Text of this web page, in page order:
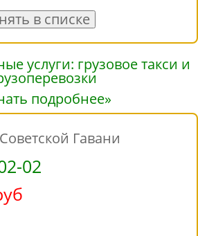
в списке
подробнее»
Гавани
02